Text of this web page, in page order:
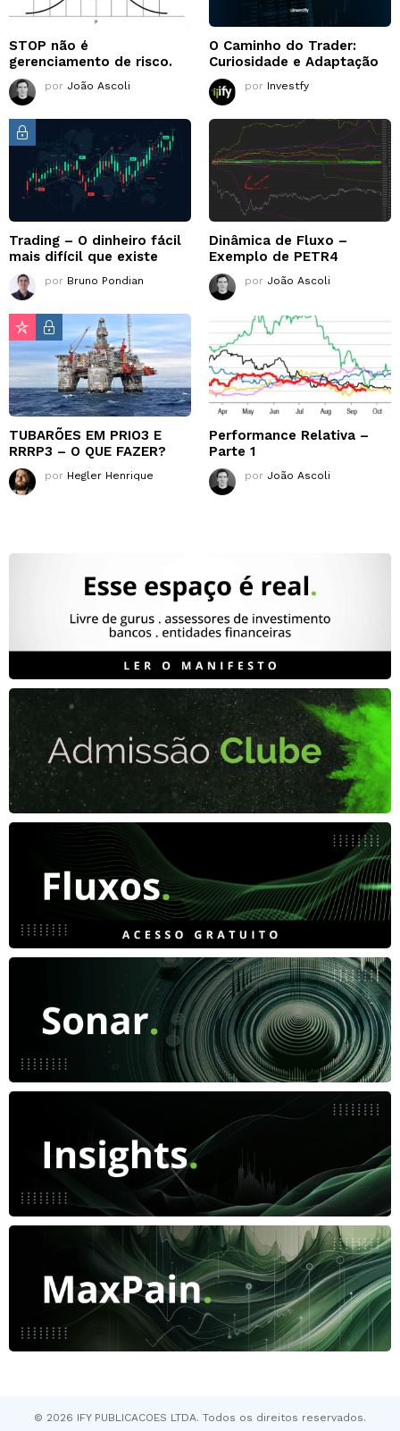
STOP não é
gerenciamento de risco.
por João Ascoli
O Caminho do Trader:
Curiosidade e Adaptação
por Investfy
Trading – O dinheiro fácil
mais difícil que existe
por Bruno Pondian
Dinâmica de Fluxo –
Exemplo de PETR4
por João Ascoli
TUBARÕES EM PRIO3 E
RRRP3 – O QUE FAZER?
por Hegler Henrique
Performance Relativa –
Parte 1
por João Ascoli
© 2026 IFY PUBLICACOES LTDA. Todos os direitos reservados.